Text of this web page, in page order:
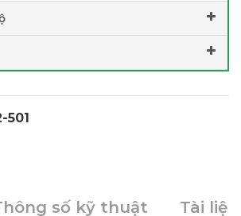
501
số kỹ thuật Tài liệu